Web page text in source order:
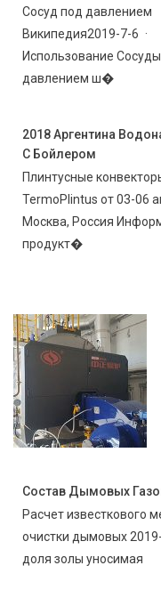
Сосуд под давлением
Википедия2019-7-6 ·
Использование
давлением ш�
2018 Аргентина
С Бойлером
Плинтусные
TermoPlintus от 03-06
Москва, Россия
продукт�
Состав Дымовых
Расчет известкового
очистки дымовых
доля золы уносимая